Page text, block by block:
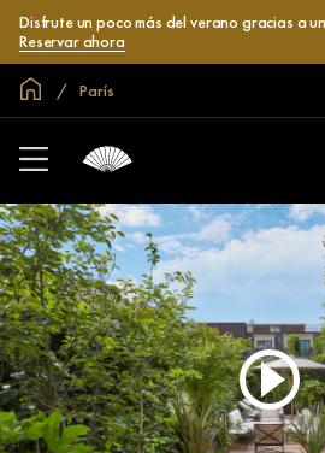
Disfrute un poco más del verano gracias a
Reservar ahora
Inicio París